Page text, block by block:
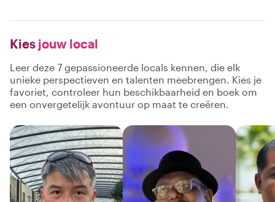
Kies jouw local
Leer deze 7 gepassioneerde locals kennen, die elk
unieke perspectieven en talenten meebrengen. Kies je
favoriet, controleer hun beschikbaarheid en boek om
een onvergetelijk avontuur op maat te creëren.